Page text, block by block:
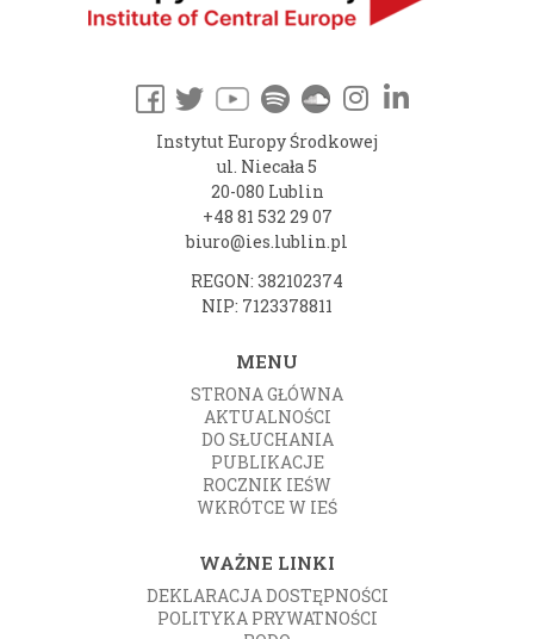
Instytut Europy Środkowej
ul. Niecała 5
20-080 Lublin
+48 81 532 29 07
biuro@ies.lublin.pl
REGON: 382102374
NIP: 7123378811
MENU
STRONA GŁÓWNA
AKTUALNOŚCI
DO SŁUCHANIA
PUBLIKACJE
ROCZNIK IEŚW
WKRÓTCE W IEŚ
WAŻNE LINKI
DEKLARACJA DOSTĘPNOŚCI
POLITYKA PRYWATNOŚCI